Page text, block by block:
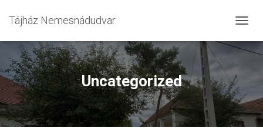
Tájház Nemesnádudvar
Uncategorized